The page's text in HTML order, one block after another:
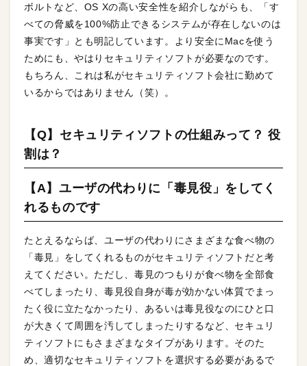
ボルトなど、OS Xの高い安全性を紹介しながらも、「す
べての脅威を100%防止できるシステムが存在しないのは
事実です」とも明記しています。より安全にMacを使う
ためにも、やはりセキュリティソフトが必要なのです。
もちろん、これは私がセキュリティソフト会社に勤めて
いるからではありません（笑）。
【Q】セキュリティソフトの仕組みって？ 役
割は？
【A】ユーザの代わりに「毒見役」をしてく
れるものです
たとえるならば、ユーザの代わりにさまざまな食べ物の
「毒見」をしてくれるものがセキュリティソフトだと考
えてください。ただし、毒見のつもりが食べ物を全部食
べてしまったり、毒見役自身が毒が効かない体質でまっ
たく役に立たなかったり、あるいは毒見役なのにひと口
が大きくて周囲を汚してしまったりするなど、セキュリ
ティソフトにもさまざまなタイプがあります。そのた
め、適切なセキュリティソフトを選択する必要があるで